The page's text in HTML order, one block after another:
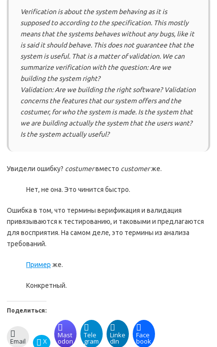
Verification is about the system behaving as it is
supposed to according to the specification. This mostly
means that the systems behaves without any bugs, like it
is said it should behave. This does not guarantee that the
system is useful. That is a matter of validation. We can
summarize verification with the question: Are we
building the system right?
Validation: Are we building the right software? Validation
concerns the features that our system offers and the
costumer, for who the system is made. Is the system that
we are building actually the system that the users want?
Is the system actually useful?
Увидели ошибку? costumerвместо customerже.
Нет, не она. Это чинится быстро.
Ошибка в том, что термины верификация и валидация
привязываются к тестированию, и таковыми и предлагаются
для восприятия. На самом деле, это термины из анализа
требований.
Пример же.
Конкретный.
Поделиться:
Email X
Mast
odon
Tele
gram
Linke
dIn
Face
book